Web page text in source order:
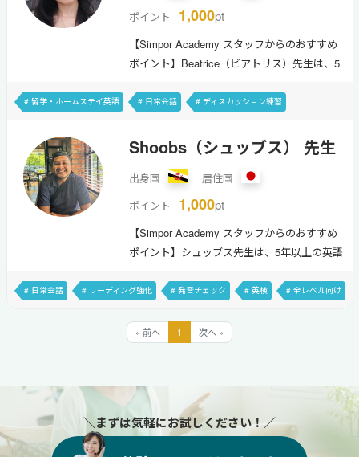
helping you improve your English, especially
for sales, marketing, and presentations. …
ポイント
1,000pt
【Simpor Academy スタッフからのおすすめ
ポイント】Beatrice（ビアトリス）先生は、5
も挑戦しているので、言語を一から学ぶ大変
優しくて明るい先生なので、英会話レッスン
初心者の方にもおすすめです。Hi! My name is
Beatrice, but you can call me Bea. I am a
university student studying Pharmacy, and I
love teaching English. I can speak five
languages, in…
# 留学・ホームステイ英語 # 日常会話 # ディスカッション練習
# アニメ・ゲーム Shoobs（シュッブス） 先生
出身国
居住国
ポイント
1,000pt
【Simpor Academy スタッフからのおすすめ
ポイント】シュッブス先生は、5年以上の英語
ります。生徒様が自信を持って英語を話せる
ーキング力を伸ばしたい方におすすめです。
Hi, I'm Syuaib, but you can call me Shoobs!
conversation skills in a fun, relaxed, and
engaging way.There is no one size fits all…
# 日常会話 # リーディング強化 # 発音チェック # 英検 # 全レベル向け
« 前へ 1 次へ »
＼まずは気軽にお試しください！／